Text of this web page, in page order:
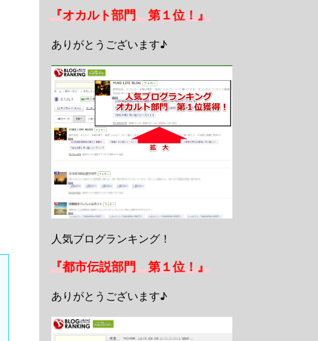
『オカルト部門 第１位！』
ありがとうございます♪
人気ブログランキング！
『都市伝説部門 第１位！』
ありがとうございます♪